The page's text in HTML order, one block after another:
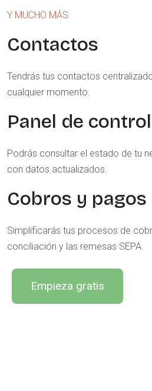
Y MUCHO MÁS
Contactos
Tendrás tus contactos
cualquier momento.
Panel de control
Podrás consultar el estado de tu
con datos actualizados.
Cobros y pagos
Simplificarás tus procesos de
conciliación y las remesas SEPA.
Empieza gratis